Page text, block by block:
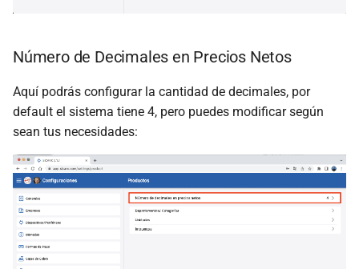
Número de Decimales en Precios Netos
Aquí podrás configurar la cantidad de decimales, por
default el sistema tiene 4, pero puedes modificar según
sean tus necesidades: